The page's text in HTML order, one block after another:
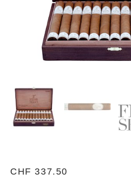
CHF 337.50